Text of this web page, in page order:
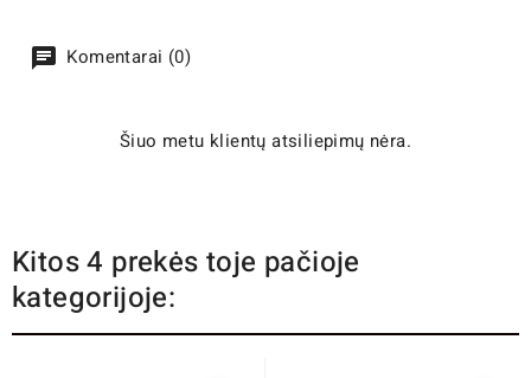
Komentarai (0)
Šiuo metu klientų atsiliepimų nėra.
Kitos 4 prekės toje pačioje
kategorijoje: